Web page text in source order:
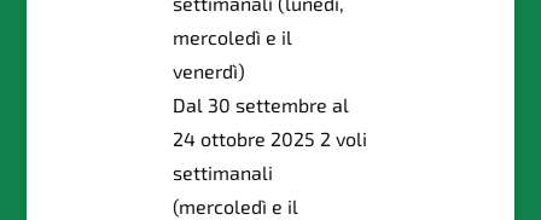
mercoledì e il
venerdì)
Dal 30 settembre al
24 ottobre 2025 2 voli
settimanali
(mercoledì e il